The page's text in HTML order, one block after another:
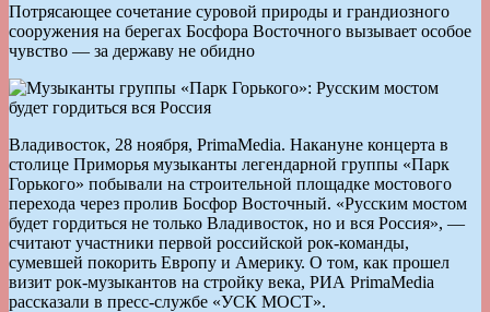
Потрясающее сочетание суровой природы и грандиозного
сооружения на берегах Босфора Восточного вызывает особое
чувство — за державу не обидно
Владивосток, 28 ноября, PrimaMedia. Накануне концерта в
столице Приморья музыканты легендарной группы «Парк
Горького» побывали на строительной площадке мостового
перехода через пролив Босфор Восточный. «Русским мостом
будет гордиться не только Владивосток, но и вся Россия», —
считают участники первой российской рок-команды,
сумевшей покорить Европу и Америку. О том, как прошел
визит рок-музыкантов на стройку века, РИА PrimaMedia
рассказали в пресс-службе «УСК МОСТ».